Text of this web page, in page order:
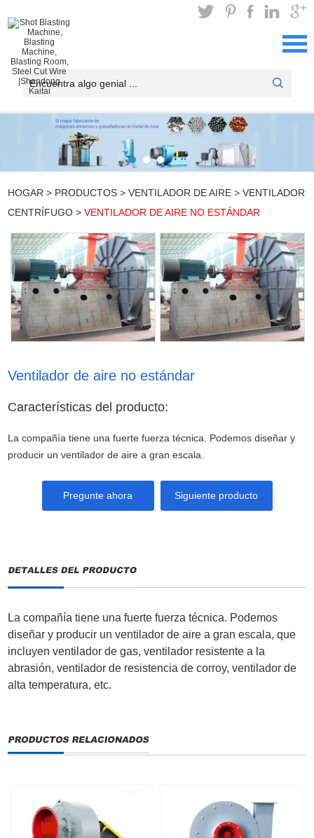
HOGAR > PRODUCTOS >VENTILADOR DE AIRE >VENTILADOR
CENTRÍFUGO >VENTILADOR DE AIRE NO ESTÁNDAR
Ventilador de aire no estándar
Características del producto:
La compañía tiene una fuerte fuerza técnica. Podemos diseñar y
producir un ventilador de aire a gran escala.
Pregunte ahora Siguiente producto
La compañía tiene una fuerte fuerza técnica. Podemos
diseñar y producir un ventilador de aire a gran escala, que
incluyen ventilador de gas, ventilador resistente a la
abrasión, ventilador de resistencia de corroy, ventilador de
alta temperatura, etc.